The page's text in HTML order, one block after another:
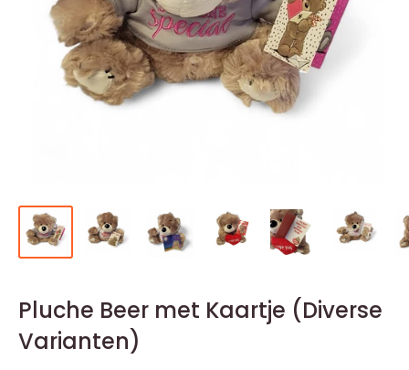
Pluche Beer met Kaartje (Diverse
Varianten)